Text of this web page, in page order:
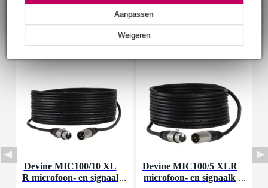
Weigeren
Aanpassen
Devine MIC100/10 XL
R microfoon- en signaal
Devine MIC100/5 XLR
microfoon- en signaalk